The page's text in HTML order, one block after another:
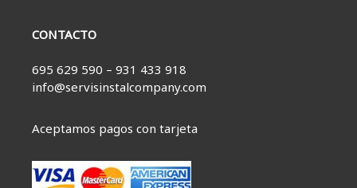
CONTACTO
695 629 590 – 931 433 918
info@servisinstalcompany.com
Aceptamos pagos con tarjeta